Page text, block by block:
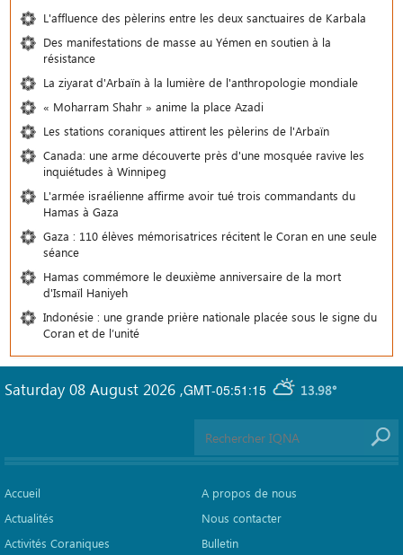
L'affluence des pèlerins entre les deux sanctuaires de Karbala
Des manifestations de masse au Yémen en soutien à la
résistance
La ziyarat d'Arbaïn à la lumière de l'anthropologie mondiale
« Moharram Shahr » anime la place Azadi
Les stations coraniques attirent les pèlerins de l'Arbaïn
Canada: une arme découverte près d'une mosquée ravive les
inquiétudes à Winnipeg
L'armée israélienne affirme avoir tué trois commandants du
Hamas à Gaza
Gaza : 110 élèves mémorisatrices récitent le Coran en une seule
séance
Hamas commémore le deuxième anniversaire de la mort
d'Ismaïl Haniyeh
Indonésie : une grande prière nationale placée sous le signe du
Coran et de l’unité
GMT-05:51:15 13.98°
Saturday 08 August 2026 ,
Accueil
Actualités
Activités Coraniques
A propos de nous
Nous contacter
Bulletin